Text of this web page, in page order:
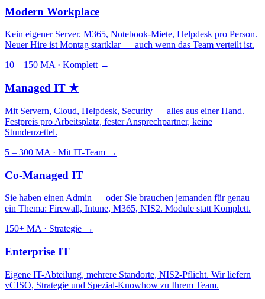
Modern Workplace
Kein eigener Server. M365, Notebook-Miete, Helpdesk pro Person.
Neuer Hire ist Montag startklar — auch wenn das Team verteilt ist.
10 – 150 MA · Komplett →
Managed IT ★
Mit Servern, Cloud, Helpdesk, Security — alles aus einer Hand.
Festpreis pro Arbeitsplatz, fester Ansprechpartner, keine
Stundenzettel.
5 – 300 MA · Mit IT-Team →
Co-Managed IT
Sie haben einen Admin — oder Sie brauchen jemanden für genau
ein Thema: Firewall, Intune, M365, NIS2. Module statt Komplett.
150+ MA · Strategie →
Enterprise IT
Eigene IT-Abteilung, mehrere Standorte, NIS2-Pflicht. Wir liefern
vCISO, Strategie und Spezial-Knowhow zu Ihrem Team.